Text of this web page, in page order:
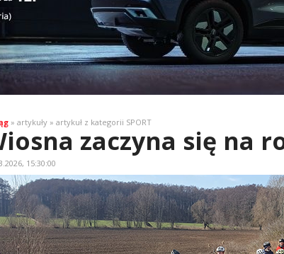
» artykuły » artykuł z kategorii SPORT
zaczyna się na
15:30:00